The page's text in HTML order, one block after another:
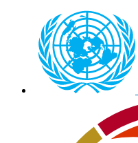
Preheader
external